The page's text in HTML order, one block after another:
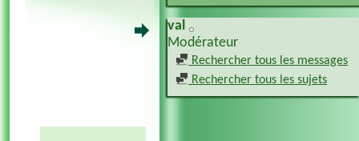
val
Modérateur
Rechercher tous les messages
Rechercher tous les sujets